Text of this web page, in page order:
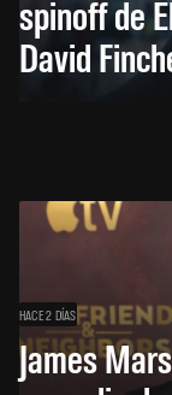
spinoff de
David
HACE 2 DÍAS
James